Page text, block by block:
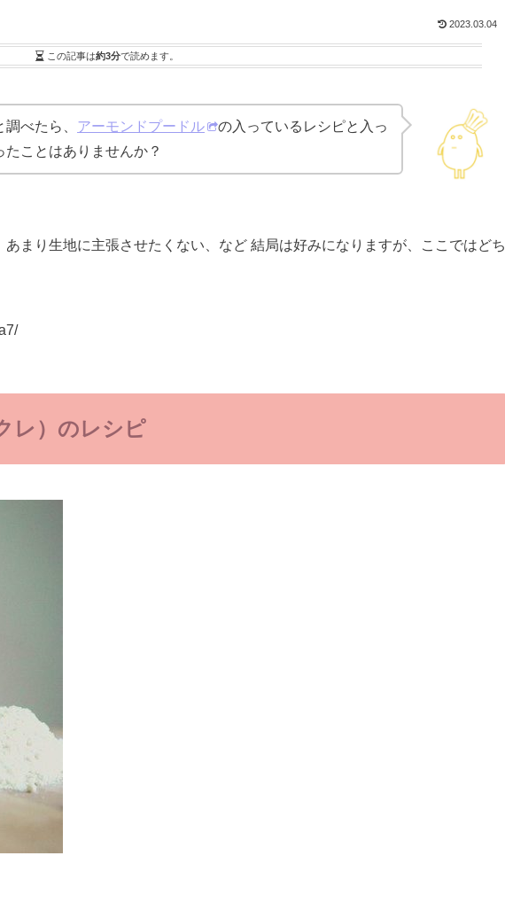
2023.03.04
この記事は約3分で読めます。
べたら、 アーモンドプードル
の入っているレシピと入っ
ことはありませんか？
まり生地に主張させたくない、など 結局は好みになりますが、ここではどち
レ）のレシピ